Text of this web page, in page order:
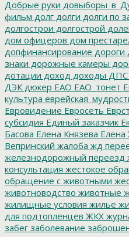
Добрые руки
фильм долг долги долги по
долгострои долгострой
дом офицеров дом
допфинансирование дороги
знаки дорожные камеры
дотации доход доходы ДПС
ДЭК дюкер ЕАО ЕАО_тонет
культура
Евровидение Евросеть
субсидия Единый заказчик
Басова Елена Князева Елена
Вепринский жалоба жд
железнодорожный переезд
консультация жестокое
обращение с животными
животноводство животные
жилищные условия жилье
для подтопленцев ЖКХ
забег заболевание